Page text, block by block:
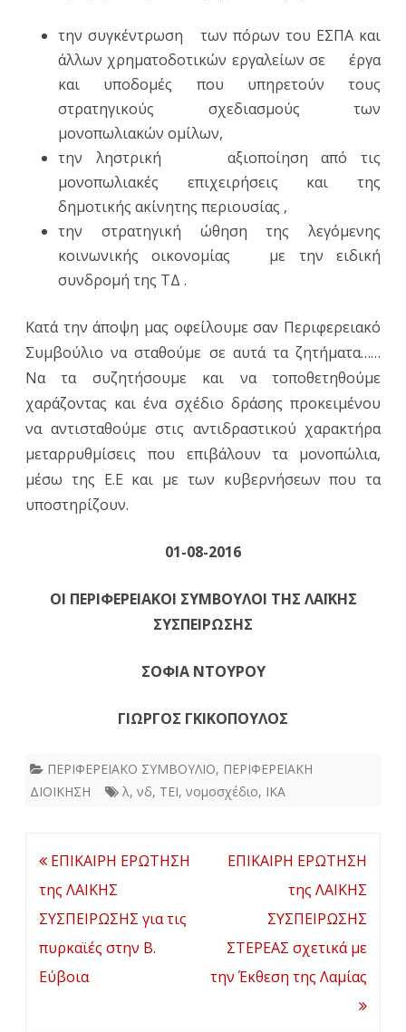
την συγκέντρωση των πόρων του ΕΣΠΑ και
άλλων χρηματοδοτικών εργαλείων σε έργα
και υποδομές που υπηρετούν τους
στρατηγικούς σχεδιασμούς των
μονοπωλιακών ομίλων,
την ληστρική αξιοποίηση από τις
μονοπωλιακές επιχειρήσεις και της
δημοτικής ακίνητης περιουσίας ,
την στρατηγική ώθηση της λεγόμενης
κοινωνικής οικονομίας με την ειδική
συνδρομή της ΤΔ .
Κατά την άποψη μας οφείλουμε σαν Περιφερειακό
Συμβούλιο να σταθούμε σε αυτά τα ζητήματα……
Να τα συζητήσουμε και να τοποθετηθούμε
χαράζοντας και ένα σχέδιο δράσης προκειμένου
να αντισταθούμε στις αντιδραστικού χαρακτήρα
μεταρρυθμίσεις που επιβάλουν τα μονοπώλια,
μέσω της Ε.Ε και με των κυβερνήσεων που τα
υποστηρίζουν.
01-08-2016
ΟΙ ΠΕΡΙΦΕΡΕΙΑΚΟΙ ΣΥΜΒΟΥΛΟΙ ΤΗΣ ΛΑΪΚΗΣ
ΣΥΣΠΕΙΡΩΣΗΣ
ΣΟΦΙΑ ΝΤΟΥΡΟΥ
ΓΙΩΡΓΟΣ ΓΚΙΚΟΠΟΥΛΟΣ
ΠΕΡΙΦΕΡΕΙΑΚΟ ΣΥΜΒΟΥΛΙΟ, ΠΕΡΙΦΕΡΕΙΑΚΗ
ΔΙΟΙΚΗΣΗ
λ, νδ, ΤΕΙ, νομοσχέδιο, ΙΚΑ
Πλοήγηση
άρθρων
ΕΠΙΚΑΙΡΗ ΕΡΩΤΗΣΗ
της ΛΑΙΚΗΣ
ΣΥΣΠΕΙΡΩΣΗΣ για τις
πυρκαϊές στην Β.
Εύβοια
ΕΠΙΚΑΙΡΗ ΕΡΩΤΗΣΗ
της ΛΑΙΚΗΣ
ΣΥΣΠΕΙΡΩΣΗΣ
ΣΤΕΡΕΑΣ σχετικά με
την Έκθεση της Λαμίας